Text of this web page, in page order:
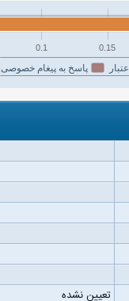
اعتبار پاسخ به پیغام خصوصی
0.1 0.15
تعیین نشده